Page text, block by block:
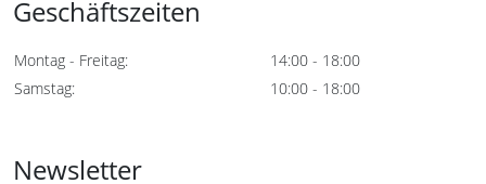
Geschäftszeiten
Montag - Freitag:
14:00 - 18:00
Samstag:
10:00 - 18:00
Newsletter